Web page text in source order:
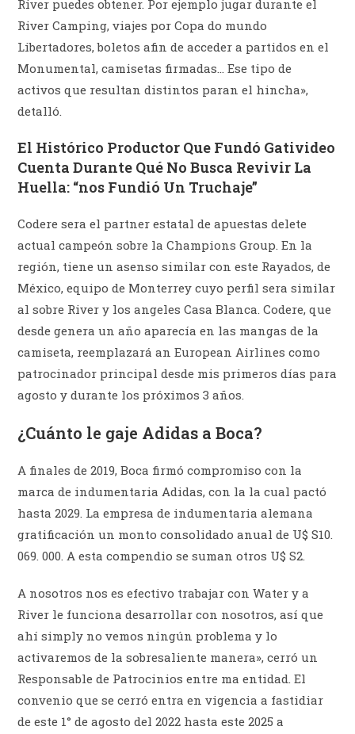
River puedes obtener. Por ejemplo jugar durante el
River Camping, viajes por Copa do mundo
Libertadores, boletos afin de acceder a partidos en el
Monumental, camisetas firmadas… Ese tipo de
activos que resultan distintos paran el hincha»,
detalló.
El Histórico Productor Que Fundó Gativideo
Cuenta Durante Qué No Busca Revivir La
Huella: “nos Fundió Un Truchaje”
Codere sera el partner estatal de apuestas delete
actual campeón sobre la Champions Group. En la
región, tiene un asenso similar con este Rayados, de
México, equipo de Monterrey cuyo perfil sera similar
al sobre River y los angeles Casa Blanca. Codere, que
desde genera un año aparecía en las mangas de la
camiseta, reemplazará an European Airlines como
patrocinador principal desde mis primeros días para
agosto y durante los próximos 3 años.
¿Cuánto le gaje Adidas a Boca?
A finales de 2019, Boca firmó compromiso con la
marca de indumentaria Adidas, con la la cual pactó
hasta 2029. La empresa de indumentaria alemana
gratificación un monto consolidado anual de U$ S10.
069. 000. A esta compendio se suman otros U$ S2.
A nosotros nos es efectivo trabajar con Water y a
River le funciona desarrollar con nosotros, así que
ahí simply no vemos ningún problema y lo
activaremos de la sobresaliente manera», cerró un
Responsable de Patrocinios entre ma entidad. El
convenio que se cerró entra en vigencia a fastidiar
de este 1° de agosto del 2022 hasta este 2025 a